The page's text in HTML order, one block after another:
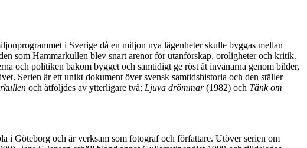
i Sverige då en miljon nya lägenheter skulle byggas mellan
som Hammarkullen blev snart arenor för utanförskap, oroligheter och kritik.
och politiken bakom bygget och samtidigt ge röst åt invånarna genom bilder,
Serien är ett unikt dokument över svensk samtidshistoria och den ställer
och åtföljdes av ytterligare två; Ljuva drömmar(1982) och Tänk om
i Göteborg och är verksam som fotograf och författare. Utöver serien om